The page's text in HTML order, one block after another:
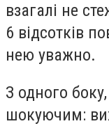
взагалі не
6 відсотків
нею уважно.
З одного
шокуючим: